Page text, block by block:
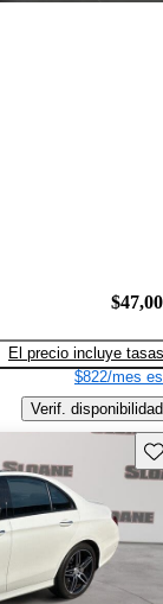
El precio incluye tasas
$822/mes
Verif. disponibilidad